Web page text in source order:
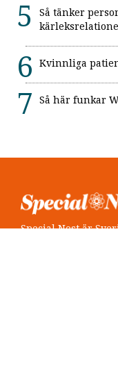
Så tänker
Kvinnliga
Så här funkar
Special Nest är